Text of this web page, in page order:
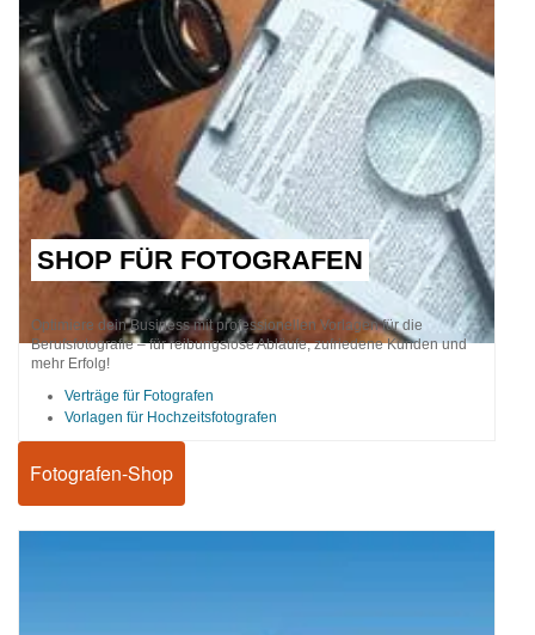
SHOP FÜR FOTOGRAFEN
Optimiere dein Business mit professionellen Vorlagen für die
Berufsfotografie – für reibungslose Abläufe, zufriedene Kunden und
mehr Erfolg!
Verträge für Fotografen
Vorlagen für Hochzeitsfotografen
Fotografen-Shop